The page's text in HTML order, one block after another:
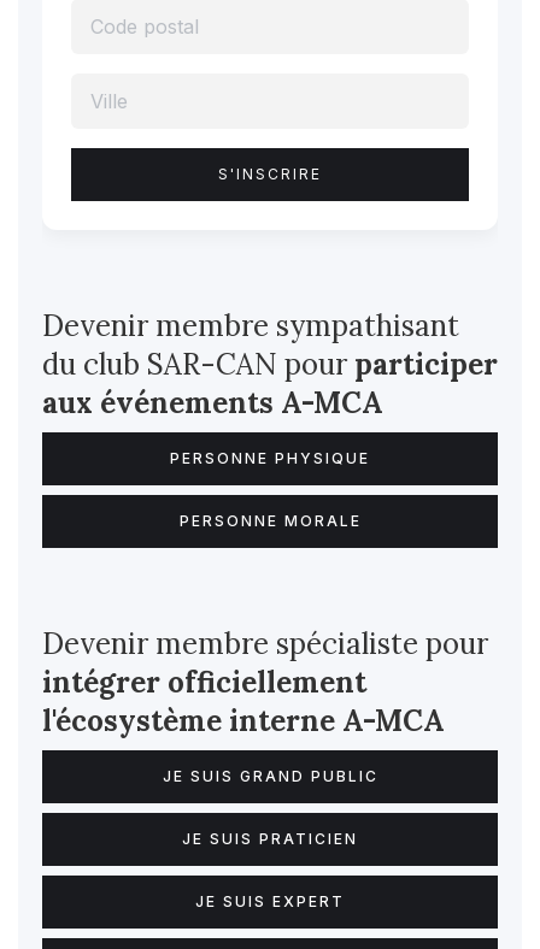
Devenir membre sympathisant
du club SAR-CAN pour participer
aux événements A-MCA
PERSONNE PHYSIQUE
PERSONNE MORALE
Devenir membre spécialiste pour
intégrer officiellement
l'écosystème interne A-MCA
JE SUIS GRAND PUBLIC
JE SUIS PRATICIEN
JE SUIS EXPERT